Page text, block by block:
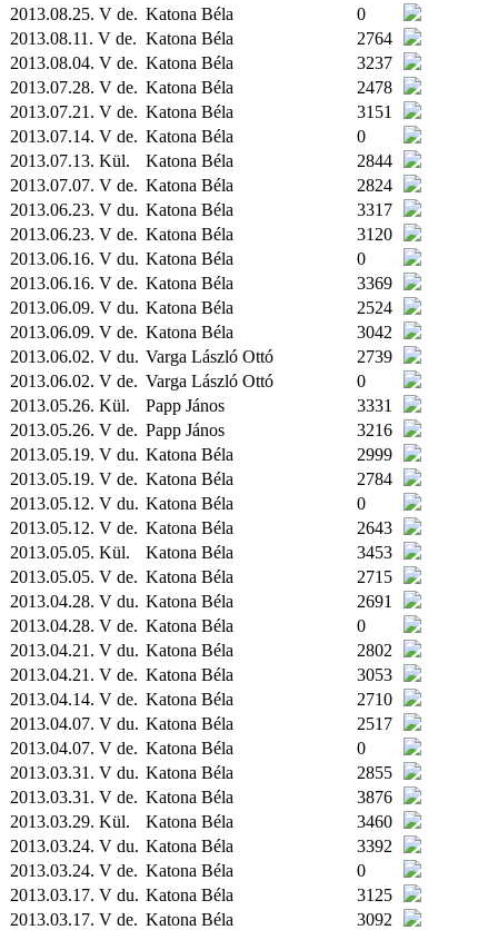
2013.08.25. V de. Katona Béla
0
2013.08.11. V de. Katona Béla
2764
2013.08.04. V de. Katona Béla
3237
2013.07.28. V de. Katona Béla
2478
2013.07.21. V de. Katona Béla
3151
2013.07.14. V de. Katona Béla
0
2013.07.13. Kül. Katona Béla
2844
2013.07.07. V de. Katona Béla
2824
2013.06.23. V du. Katona Béla
3317
2013.06.23. V de. Katona Béla
3120
2013.06.16. V du. Katona Béla
0
2013.06.16. V de. Katona Béla
3369
2013.06.09. V du. Katona Béla
2524
2013.06.09. V de. Katona Béla
3042
2013.06.02. V du. Varga László Ottó
2739
2013.06.02. V de. Varga László Ottó
0
2013.05.26. Kül. Papp János
3331
2013.05.26. V de. Papp János
3216
2013.05.19. V du. Katona Béla
2999
2013.05.19. V de. Katona Béla
2784
2013.05.12. V du. Katona Béla
0
2013.05.12. V de. Katona Béla
2643
2013.05.05. Kül. Katona Béla
3453
2013.05.05. V de. Katona Béla
2715
2013.04.28. V du. Katona Béla
2691
2013.04.28. V de. Katona Béla
0
2013.04.21. V du. Katona Béla
2802
2013.04.21. V de. Katona Béla
3053
2013.04.14. V de. Katona Béla
2710
2013.04.07. V du. Katona Béla
2517
2013.04.07. V de. Katona Béla
0
2013.03.31. V du. Katona Béla
2855
2013.03.31. V de. Katona Béla
3876
2013.03.29. Kül. Katona Béla
3460
2013.03.24. V du. Katona Béla
3392
2013.03.24. V de. Katona Béla
0
2013.03.17. V du. Katona Béla
3125
2013.03.17. V de. Katona Béla
3092